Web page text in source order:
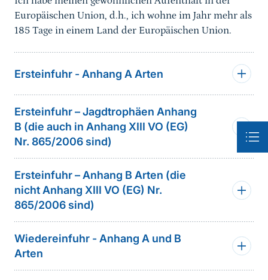
Europäischen Union, d.h., ich wohne im Jahr mehr als
185 Tage in einem Land der Europäischen Union.
Ersteinfuhr - Anhang A Arten
Ersteinfuhr – Jagdtrophäen Anhang
B (die auch in Anhang XIII VO (EG)
Nr. 865/2006 sind)
Ersteinfuhr – Anhang B Arten (die
nicht Anhang XIII VO (EG) Nr.
865/2006 sind)
Wiedereinfuhr - Anhang A und B
Arten